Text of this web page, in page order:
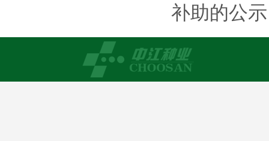
补助的公示